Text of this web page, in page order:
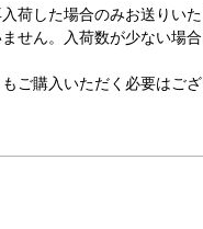
荷した場合のみお送りいた
せん。入荷数が少ない場
ご購入いただく必要はござ